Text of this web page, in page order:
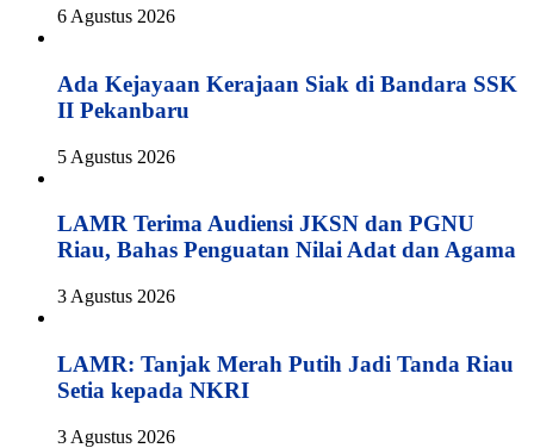
6 Agustus 2026
Ada Kejayaan Kerajaan Siak di Bandara SSK
II Pekanbaru
5 Agustus 2026
LAMR Terima Audiensi JKSN dan PGNU
Riau, Bahas Penguatan Nilai Adat dan Agama
3 Agustus 2026
LAMR: Tanjak Merah Putih Jadi Tanda Riau
Setia kepada NKRI
3 Agustus 2026